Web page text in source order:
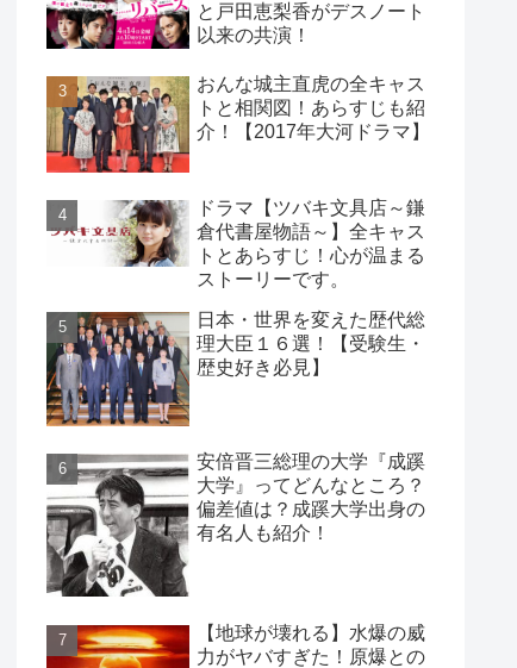
と戸田恵梨香がデスノート
以来の共演！
おんな城主直虎の全キャス
トと相関図！あらすじも紹
介！【2017年大河ドラマ】
ドラマ【ツバキ文具店～鎌
倉代書屋物語～】全キャス
トとあらすじ！心が温まる
ストーリーです。
日本・世界を変えた歴代総
理大臣１６選！【受験生・
歴史好き必見】
安倍晋三総理の大学『成蹊
大学』ってどんなところ？
偏差値は？成蹊大学出身の
有名人も紹介！
【地球が壊れる】水爆の威
力がヤバすぎた！原爆との